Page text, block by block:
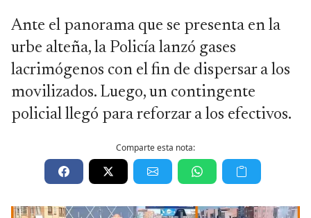
Ante el panorama que se presenta en la
urbe alteña, la Policía lanzó gases
lacrimógenos con el fin de dispersar a los
movilizados. Luego, un contingente
policial llegó para reforzar a los efectivos.
Comparte esta nota: